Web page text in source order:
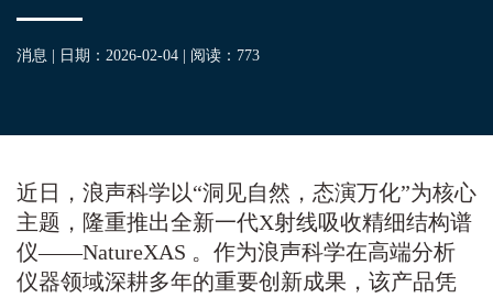
消息 | 日期：2026-02-04 | 阅读： 773
近日，浪声科学以“洞见自然，态演万化”为核心
主题，隆重推出全新一代X射线吸收精细结构谱
仪——NatureXAS 。作为浪声科学在高端分析
仪器领域深耕多年的重要创新成果，该产品凭